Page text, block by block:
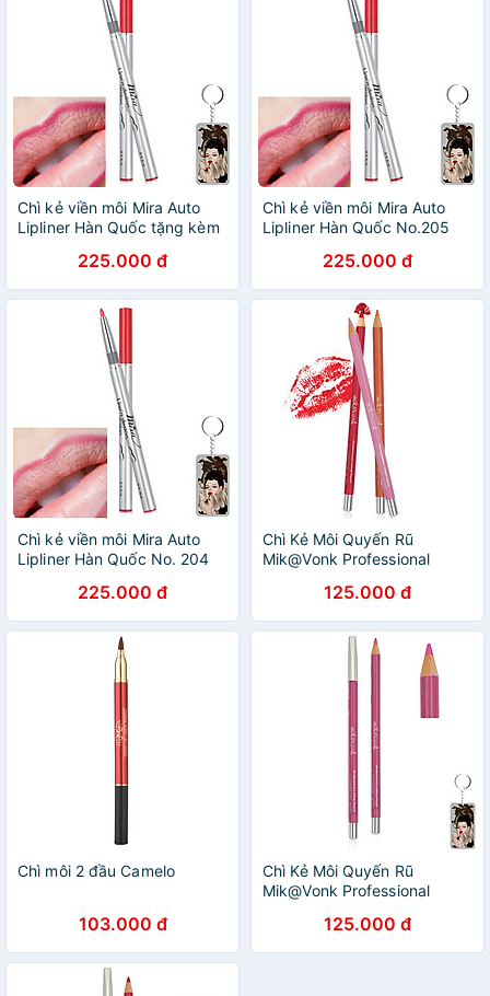
Chì kẻ viền môi Mira Auto
Lipliner Hàn Quốc tặng kèm
225.000 đ
Chì kẻ viền môi Mira Auto
Lipliner Hàn Quốc No.205
225.000 đ
Chì kẻ viền môi Mira Auto
Lipliner Hàn Quốc No. 204
225.000 đ
Chì Kẻ Môi Quyến Rũ
Mik@Vonk Professional
Màu đỏ tự nhiên
125.000 đ
Chì môi 2 đầu Camelo
103.000 đ
Chì Kẻ Môi Quyến Rũ
Mik@Vonk Professional
#05 Màu hồng tặng kèm
móc khoá - 1 cây
125.000 đ